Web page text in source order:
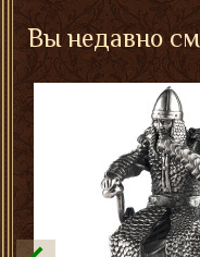
Вы недавно